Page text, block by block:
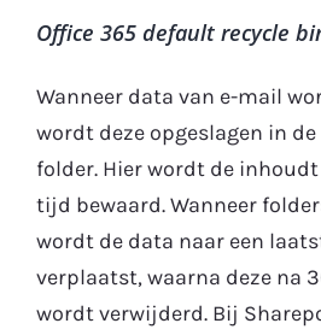
Office 365 default recycle
Wanneer data van e-mail
wordt deze opgeslagen in
folder. Hier wordt de
tijd bewaard. Wanneer
wordt de data naar een
verplaatst, waarna deze na
wordt verwijderd. Bij